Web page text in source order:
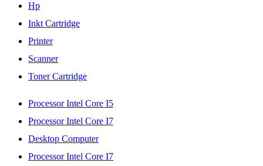
Hp
Inkt Cartridge
Printer
Scanner
Toner Cartridge
Processor Intel Core I5
Processor Intel Core I7
Desktop Computer
Processor Intel Core I7